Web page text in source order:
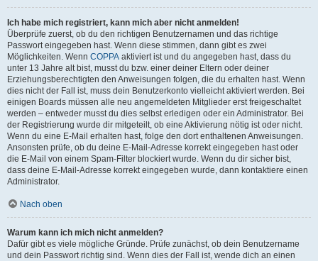
Ich habe mich registriert, kann mich aber nicht anmelden!
Überprüfe zuerst, ob du den richtigen Benutzernamen und das richtige
Passwort eingegeben hast. Wenn diese stimmen, dann gibt es zwei
Möglichkeiten. Wenn COPPA aktiviert ist und du angegeben hast, dass du
unter 13 Jahre alt bist, musst du bzw. einer deiner Eltern oder deiner
Erziehungsberechtigten den Anweisungen folgen, die du erhalten hast. Wenn
dies nicht der Fall ist, muss dein Benutzerkonto vielleicht aktiviert werden. Bei
einigen Boards müssen alle neu angemeldeten Mitglieder erst freigeschaltet
werden – entweder musst du dies selbst erledigen oder ein Administrator. Bei
der Registrierung wurde dir mitgeteilt, ob eine Aktivierung nötig ist oder nicht.
Wenn du eine E-Mail erhalten hast, folge den dort enthaltenen Anweisungen.
Ansonsten prüfe, ob du deine E-Mail-Adresse korrekt eingegeben hast oder
die E-Mail von einem Spam-Filter blockiert wurde. Wenn du dir sicher bist,
dass deine E-Mail-Adresse korrekt eingegeben wurde, dann kontaktiere einen
Administrator.
Nach oben
Warum kann ich mich nicht anmelden?
Dafür gibt es viele mögliche Gründe. Prüfe zunächst, ob dein Benutzername
und dein Passwort richtig sind. Wenn dies der Fall ist, wende dich an einen